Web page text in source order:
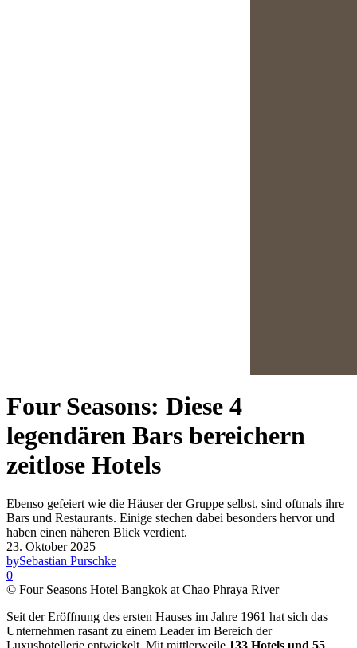
Four Seasons: Diese 4
legendären Bars bereichern
zeitlose Hotels
Ebenso gefeiert wie die Häuser der Gruppe selbst, sind oftmals ihre
Bars und Restaurants. Einige stechen dabei besonders hervor und
haben einen näheren Blick verdient.
23. Oktober 2025
bySebastian Purschke
0
© Four Seasons Hotel Bangkok at Chao Phraya River
Seit der Eröffnung des ersten Hauses im Jahre 1961 hat sich das
Unternehmen rasant zu einem Leader im Bereich der